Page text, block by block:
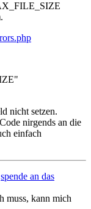
nicht setzen.
nirgends an die
einfach
spende an das
muss, kann mich